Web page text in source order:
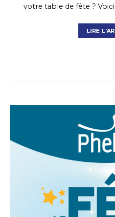
votre table de fête ?
LIRE